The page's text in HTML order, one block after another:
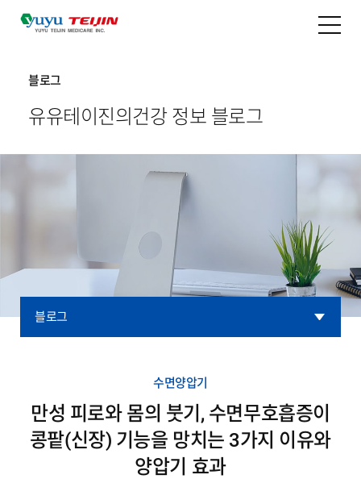
블로그
유유테이진의 건강 정보 블로그
블로그
수면양압기
만성 피로와 몸의 붓기, 수면무호흡증이
콩팥(신장) 기능을 망치는 3가지 이유와
양압기 효과